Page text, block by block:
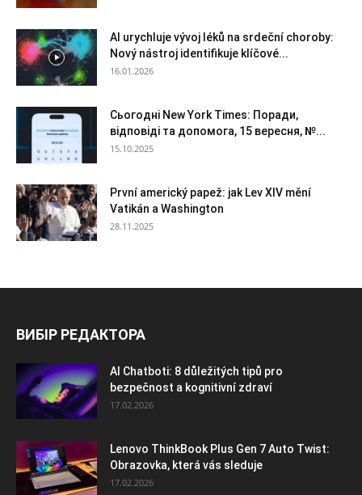
AI urychluje vývoj léků na srdeční choroby:
Nový nástroj identifikuje klíčové...
16.01.2026
Сьогодні New York Times: Поради,
відповіді та допомога, 15 вересня, №...
15.10.2025
První americký papež: jak Lev XIV mění
Vatikán a Washington
28.11.2025
ВИБІР РЕДАКТОРА
AI Chatboti: 8 důležitých tipů pro
bezpečnost a kognitivní zdraví
17.02.2026
Lenovo ThinkBook Plus Gen 7 Auto Twist:
Obrazovka, která vás sleduje
17.02.2026